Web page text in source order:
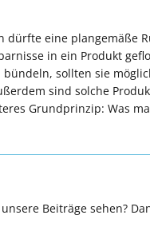
eine plangemäße
in ein Produkt
sollten sie
sind solche
Grundprinzip: Was
Beiträge sehen?